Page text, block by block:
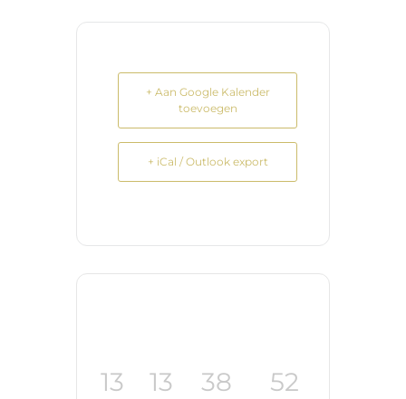
+ Aan Google Kalender
toevoegen
+ iCal / Outlook export
13 13 38 52